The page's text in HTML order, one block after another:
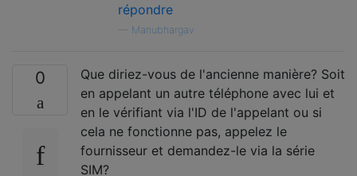
répondre
Manubhargav
0
Que diriez-vous de l'ancienne manière? Soit
en appelant un autre téléphone avec lui et
en le vérifiant via l'ID de l'appelant ou si
cela ne fonctionne pas, appelez le
fournisseur et demandez-le via la série
SIM?